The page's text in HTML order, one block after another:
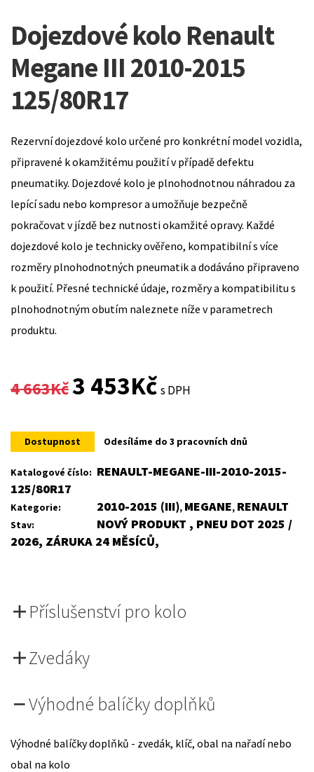
Dojezdové kolo Renault
Megane III 2010-2015
125/80R17
Rezervní dojezdové kolo určené pro konkrétní model vozidla,
připravené k okamžitému použití v případě defektu
pneumatiky. Dojezdové kolo je plnohodnotnou náhradou za
lepící sadu nebo kompresor a umožňuje bezpečně
pokračovat v jízdě bez nutnosti okamžité opravy. Každé
dojezdové kolo je technicky ověřeno, kompatibilní s více
rozměry plnohodnotných pneumatik a dodáváno připraveno
k použití. Přesné technické údaje, rozměry a kompatibilitu s
plnohodnotným obutím naleznete níže v parametrech
produktu.
4 663Kč
Original
was:
4
3 453KčCurrent
is:
3
s DPH
Dostupnost Odesíláme do 3 pracovních dnů
Katalogové číslo: RENAULT-MEGANE-III-2010-2015-
125/80R17
Kategorie: 2010-2015 (III), MEGANE, RENAULT
Stav:
NOVÝ PRODUKT , PNEU DOT 2025 /
2026, ZÁRUKA 24 MĚSÍCŮ,
Příslušenství pro kolo
Zvedáky
Výhodné balíčky doplňků
Výhodné balíčky doplňků - zvedák, klíč, obal na nařadí nebo
obal na kolo